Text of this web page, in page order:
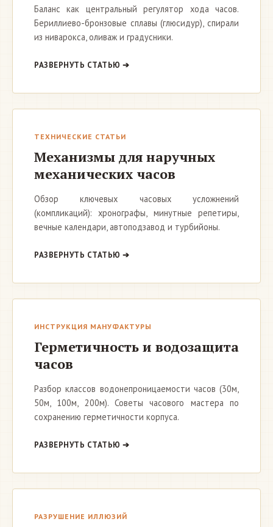
Баланс как центральный регулятор хода часов.
Бериллиево-бронзовые сплавы (глюсидур), спирали
из ниварокса, оливаж и градусники.
РАЗВЕРНУТЬ СТАТЬЮ ➔
ТЕХНИЧЕСКИЕ СТАТЬИ
Механизмы для наручных
механических часов
Обзор ключевых часовых усложнений
(компликаций): хронографы, минутные репетиры,
вечные календари, автоподзавод и турбийоны.
РАЗВЕРНУТЬ СТАТЬЮ ➔
ИНСТРУКЦИЯ МАНУФАКТУРЫ
Герметичность и водозащита
часов
Разбор классов водонепроницаемости часов (30м,
50м, 100м, 200м). Советы часового мастера по
сохранению герметичности корпуса.
РАЗВЕРНУТЬ СТАТЬЮ ➔
РАЗРУШЕНИЕ ИЛЛЮЗИЙ